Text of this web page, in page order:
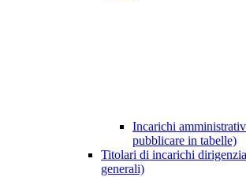
Incarichi
pubblicare in tabelle)
Titolari di incarichi
generali)